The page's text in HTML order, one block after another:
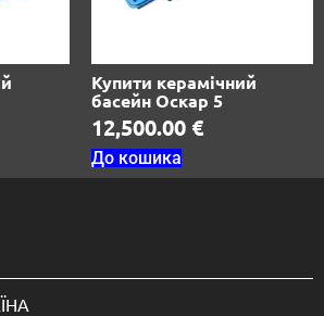
Купити керамічний
басейн Оскар 5
12,500.00 €
До кошика